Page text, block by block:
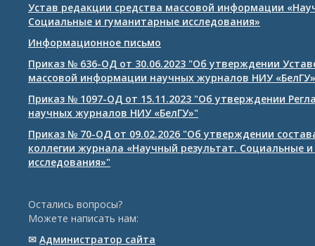
Устав редакции средства массовой информации
Социальные и гуманитарные исследования»
Информационное письмо
Приказ № 636-ОД от 30.06.2023 "Об утверждении
массовой информации научных журналов НИУ «БелГУ»
Приказ № 1097-ОД от 15.11.2023 "Об утверждении
научных журналов НИУ «БелГУ»"
Приказ № 70-ОД от 09.02.2026 "Об утверждении
коллегии журнала «Научный результат. Социальные
исследования»"
Остались вопросы?
Можете написать нам:
✉ Администратор сайта